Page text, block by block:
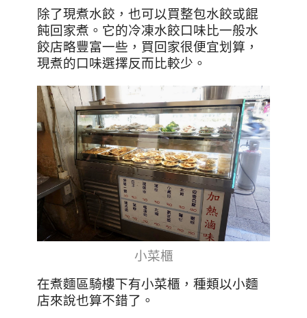
除了現煮水餃，也可以買整包水餃或餛
飩回家煮。它的冷凍水餃口味比一般水
餃店略豐富一些，買回家很便宜划算，
現煮的口味選擇反而比較少。
小菜櫃
在煮麵區騎樓下有小菜櫃，種類以小麵
店來說也算不錯了。